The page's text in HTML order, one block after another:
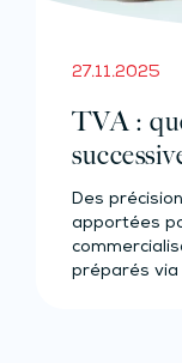
27.11.2025
TVA :
Des
apportées
préparés via